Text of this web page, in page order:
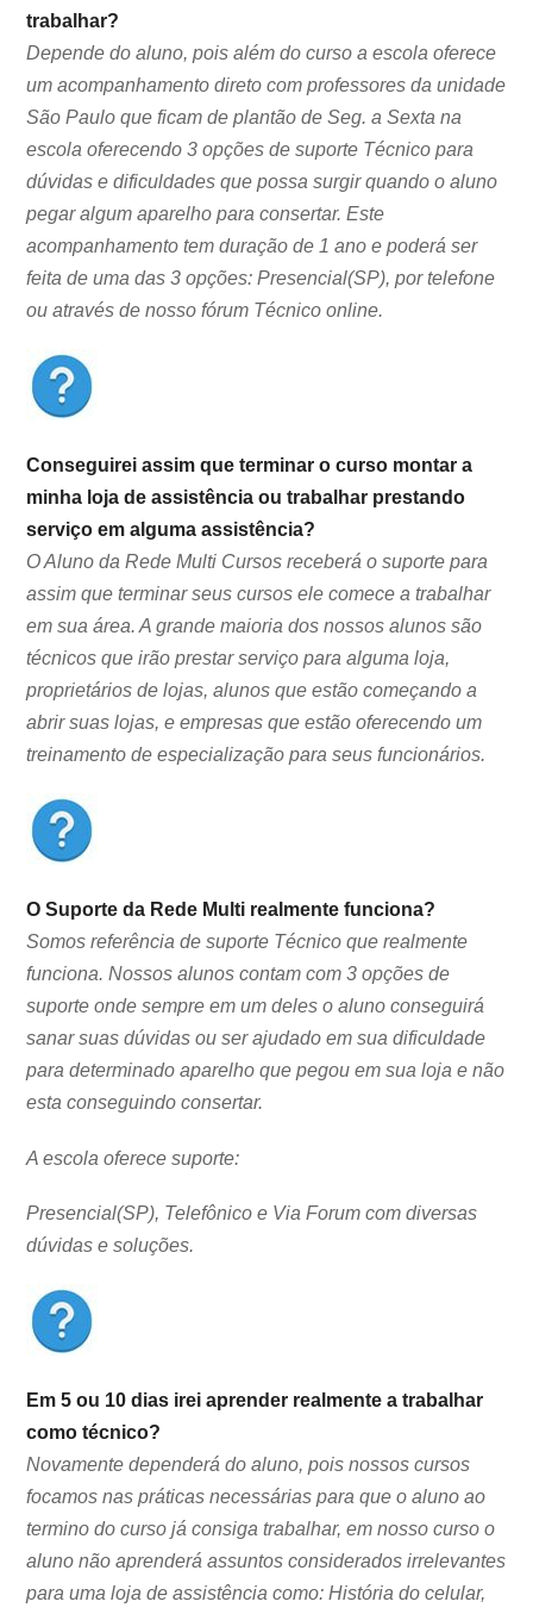
trabalhar?
Depende do aluno, pois além do curso a escola oferece
um acompanhamento direto com professores da unidade
São Paulo que ficam de plantão de Seg. a Sexta na
escola oferecendo 3 opções de suporte Técnico para
dúvidas e dificuldades que possa surgir quando o aluno
pegar algum aparelho para consertar. Este
acompanhamento tem duração de 1 ano e poderá ser
feita de uma das 3 opções: Presencial(SP), por telefone
ou através de nosso fórum Técnico online.
Conseguirei assim que terminar o curso montar a
minha loja de assistência ou trabalhar prestando
serviço em alguma assistência?
O Aluno da Rede Multi Cursos receberá o suporte para
assim que terminar seus cursos ele comece a trabalhar
em sua área. A grande maioria dos nossos alunos são
técnicos que irão prestar serviço para alguma loja,
proprietários de lojas, alunos que estão começando a
abrir suas lojas, e empresas que estão oferecendo um
treinamento de especialização para seus funcionários.
O Suporte da Rede Multi realmente funciona?
Somos referência de suporte Técnico que realmente
funciona. Nossos alunos contam com 3 opções de
suporte onde sempre em um deles o aluno conseguirá
sanar suas dúvidas ou ser ajudado em sua dificuldade
para determinado aparelho que pegou em sua loja e não
esta conseguindo consertar.
A escola oferece suporte:
Presencial(SP), Telefônico e Via Forum com diversas
dúvidas e soluções.
Em 5 ou 10 dias irei aprender realmente a trabalhar
como técnico?
Novamente dependerá do aluno, pois nossos cursos
focamos nas práticas necessárias para que o aluno ao
termino do curso já consiga trabalhar, em nosso curso o
aluno não aprenderá assuntos considerados irrelevantes
para uma loja de assistência como: História do celular,